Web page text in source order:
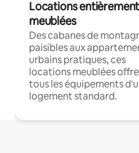
Locations entièrement
meublées
Des cabanes de
paisibles aux
urbains pratiques, ces
locations meublées
tous les équipements
logement standard.